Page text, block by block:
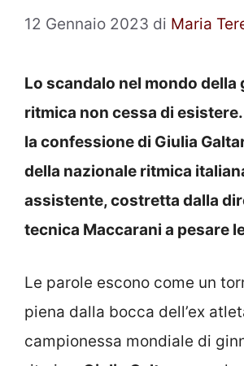
12 Gennaio 2023 di Maria
Lo scandalo nel mondo della
ritmica non cessa di
la confessione di Giulia
della nazionale ritmica
assistente, costretta dalla
tecnica Maccarani a pesare
Le parole escono come un
piena dalla bocca dell’ex
campionessa mondiale di